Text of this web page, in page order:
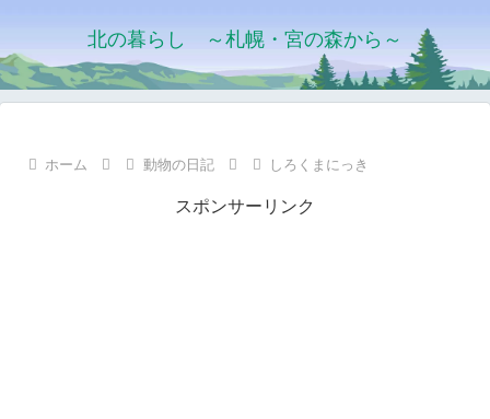
北の暮らし ～札幌・宮の森から～
ホーム 動物の日記 しろくまにっき
スポンサーリンク